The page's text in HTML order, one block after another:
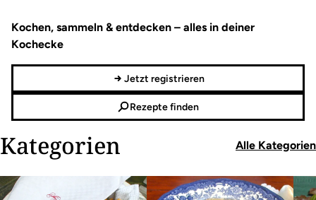
Kochen, sammeln & entdecken – alles in deiner
Kochecke
Jetzt registrieren
Rezepte finden
Kategorien Alle Kategorien